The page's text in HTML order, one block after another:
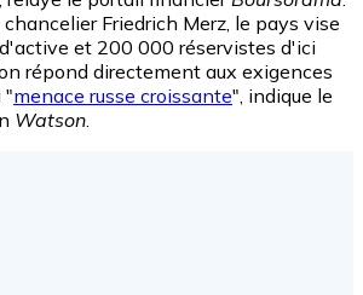
Friedrich Merz, le pays vise
et 200 000 réservistes d'ici
répond directement aux exigences
"menace russe croissante", indique le
Watson